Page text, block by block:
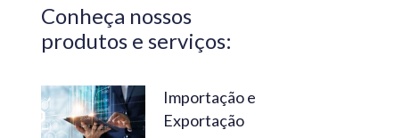
confiabilidade
e
são nossos
diferenciais.
Conheça nossos
produtos e serviços:
Importação e
Exportação